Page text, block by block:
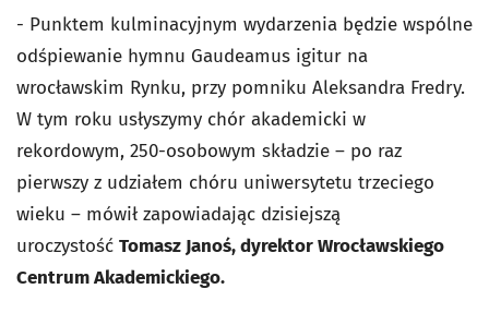
- Punktem kulminacyjnym wydarzenia będzie wspólne
odśpiewanie hymnu Gaudeamus igitur na
wrocławskim Rynku, przy pomniku Aleksandra Fredry.
W tym roku usłyszymy chór akademicki w
rekordowym, 250-osobowym składzie – po raz
pierwszy z udziałem chóru uniwersytetu trzeciego
wieku – mówił zapowiadając dzisiejszą
uroczystość Tomasz Janoś, dyrektor Wrocławskiego
Centrum Akademickiego.